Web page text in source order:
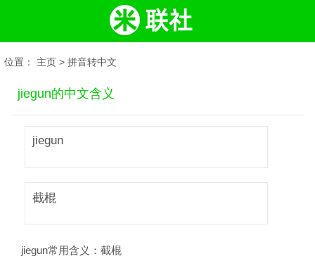
位置： 主页 > 拼音转中文
jiegun的中文含义
jiegun
截棍
jiegun常用含义： 截棍